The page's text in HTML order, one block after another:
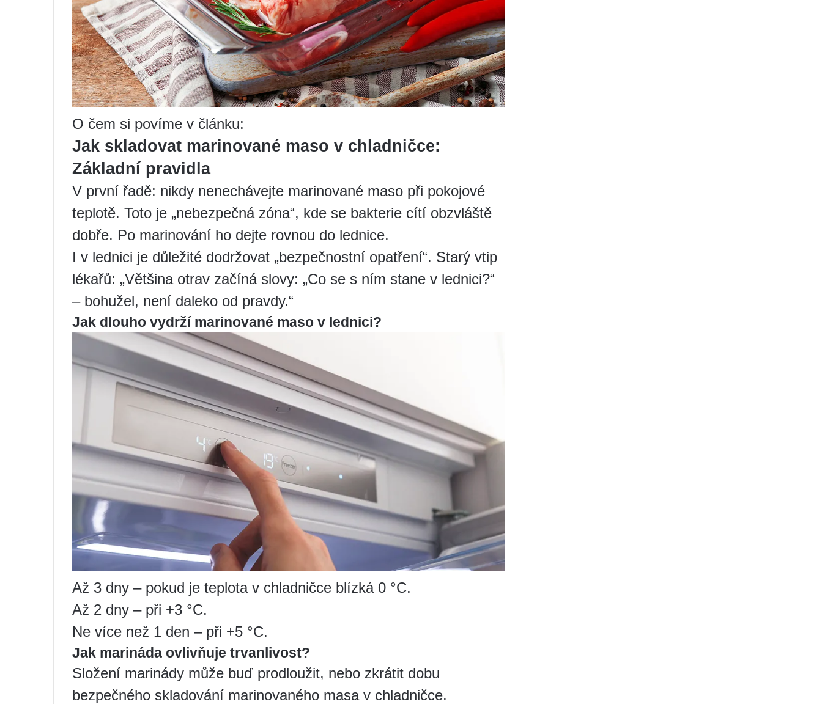
O čem si povíme v článku:
Jak skladovat marinované maso v chladničce:
Základní pravidla
V první řadě: nikdy nenechávejte marinované maso při pokojové
teplotě. Toto je „nebezpečná zóna“, kde se bakterie cítí obzvláště
dobře. Po marinování ho dejte rovnou do lednice.
I v lednici je důležité dodržovat „bezpečnostní opatření“. Starý vtip
lékařů: „Většina otrav začíná slovy: „Co se s ním stane v lednici?“
– bohužel, není daleko od pravdy.“
Jak dlouho vydrží marinované maso v lednici?
Až 3 dny – pokud je teplota v chladničce blízká 0 °C.
Až 2 dny – při +3 °C.
Ne více než 1 den – při +5 °C.
Jak marináda ovlivňuje trvanlivost?
Složení marinády může buď prodloužit, nebo zkrátit dobu
bezpečného skladování marinovaného masa v chladničce.